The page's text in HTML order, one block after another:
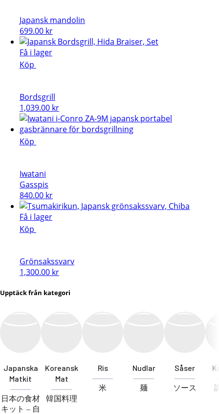
Japansk mandolin
699.00 kr
Få i lager
Köp
Bordsgrill
1,039.00 kr
Köp
Iwatani
Gasspis
840.00 kr
Få i lager
Köp
Grönsakssvarv
1,300.00 kr
Upptäck från kategori
Japanska
Matkit
日本の食材
キット – 自
Koreansk
Mat
韓国料理
Ris
米
Nudlar
麺
Såser
ソース